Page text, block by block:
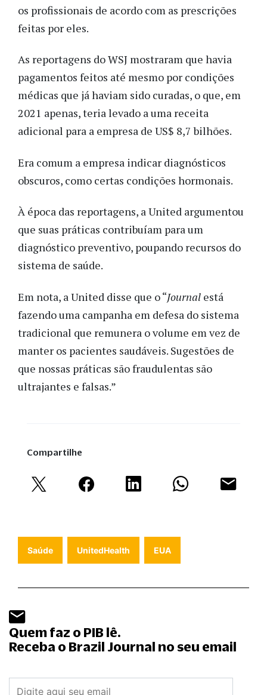
os profissionais de acordo com as prescrições
feitas por eles.
As reportagens do WSJ mostraram que havia
pagamentos feitos até mesmo por condições
médicas que já haviam sido curadas, o que, em
2021 apenas, teria levado a uma receita
adicional para a empresa de US$ 8,7 bilhões.
Era comum a empresa indicar diagnósticos
obscuros, como certas condições hormonais.
À época das reportagens, a United argumentou
que suas práticas contribuíam para um
diagnóstico preventivo, poupando recursos do
sistema de saúde.
Em nota, a United disse que o “Journal está
fazendo uma campanha em defesa do sistema
tradicional que remunera o volume em vez de
manter os pacientes saudáveis. Sugestões de
que nossas práticas são fraudulentas são
ultrajantes e falsas.”
Compartilhe
Saúde UnitedHealth EUA
Quem faz o PIB lê.
Receba o Brazil Journal no seu email